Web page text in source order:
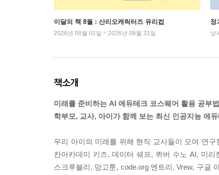
이달의 책 8월 : 산리오캐릭터즈 유리컵
2026년 08월 01일 ~ 2026년 08월 31일
정
상
책소개
미래를 준비하는 AI 에듀테크 코스웨어 활용 공부법
학부모, 교사, 아이가 함께 보는 최신 인공지능 에
우리 아이의 미래를 위해 현직 교사들이 모여 연
칸아카데미 키즈, 데이터 쉐프, 퀴버 수노 AI, 미
스크루블리, 망고툰, code.org 엔트리, Vrew, 구글